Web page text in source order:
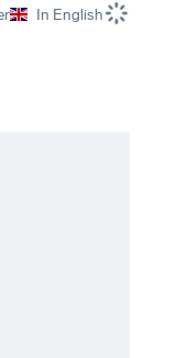
In English